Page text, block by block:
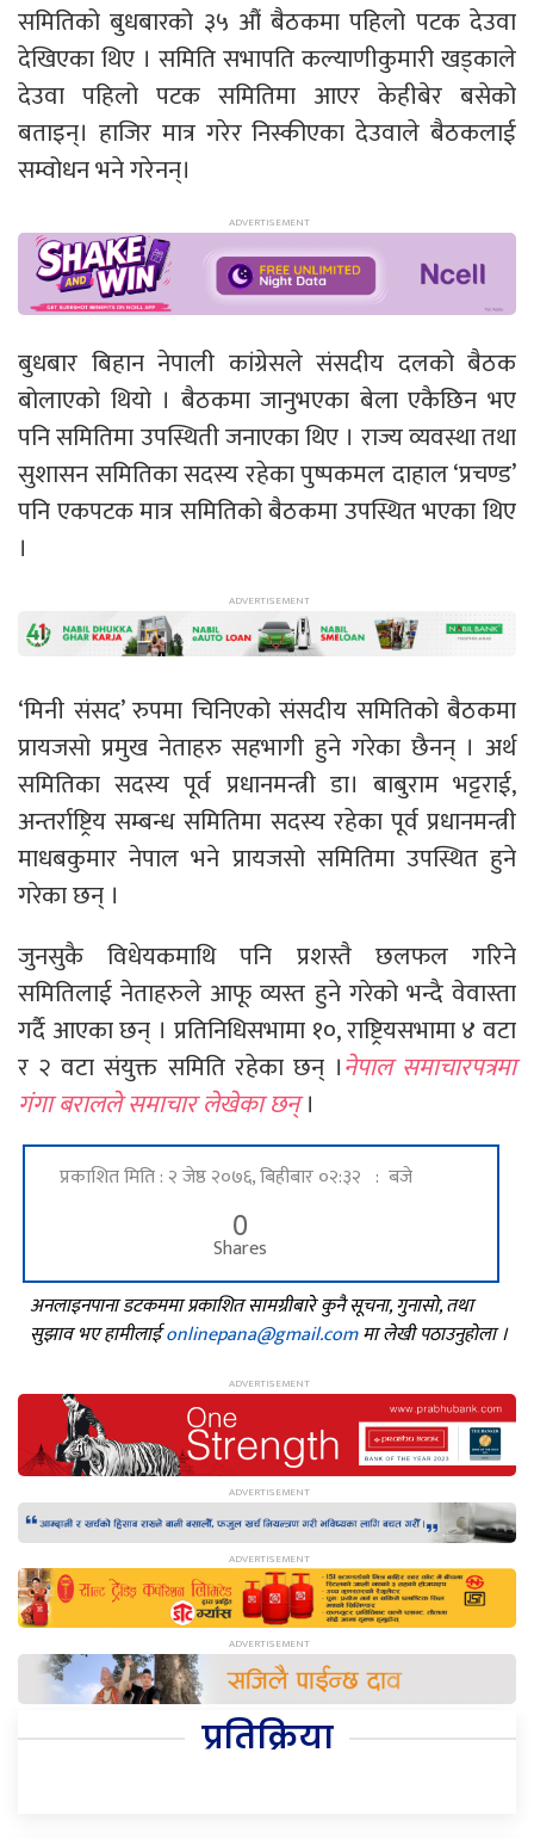
समितिको बुधबारको ३५ औं बैठकमा पहिलो पटक देउवा
देखिएका थिए । समिति सभापति कल्याणीकुमारी खड्काले
देउवा पहिलो पटक समितिमा आएर केहीबेर बसेको
बताइन्। हाजिर मात्र गरेर निस्कीएका देउवाले बैठकलाई
सम्वोधन भने गरेनन्।
बुधबार बिहान नेपाली कांग्रेसले संसदीय दलको बैठक
बोलाएको थियो । बैठकमा जानुभएका बेला एकैछिन भए
पनि समितिमा उपस्थिती जनाएका थिए । राज्य व्यवस्था तथा
सुशासन समितिका सदस्य रहेका पुष्पकमल दाहाल ‘प्रचण्ड’
पनि एकपटक मात्र समितिको बैठकमा उपस्थित भएका थिए
।
‘मिनी संसद’ रुपमा चिनिएको संसदीय समितिको बैठकमा
प्रायजसो प्रमुख नेताहरु सहभागी हुने गरेका छैनन् । अर्थ
समितिका सदस्य पूर्व प्रधानमन्त्री डा। बाबुराम भट्टराई,
अन्तर्राष्ट्रिय सम्बन्ध समितिमा सदस्य रहेका पूर्व प्रधानमन्त्री
माधबकुमार नेपाल भने प्रायजसो समितिमा उपस्थित हुने
गरेका छन् ।
जुनसुकै विधेयकमाथि पनि प्रशस्तै छलफल गरिने
समितिलाई नेताहरुले आफू व्यस्त हुने गरेको भन्दै वेवास्ता
गर्दै आएका छन् । प्रतिनिधिसभामा १०, राष्ट्रियसभामा ४ वटा
र २ वटा संयुक्त समिति रहेका छन् ।नेपाल समाचारपत्रमा
गंगा बरालले समाचार लेखेका छन्।
प्रकाशित मिति : २ जेष्ठ २०७६, बिहीबार ०२:३२ : बजे
0
Shares
अनलाइनपाना डटकममा प्रकाशित सामग्रीबारे कुनै सूचना, गुनासो, तथा
सुझाव भए हामीलाईonlinepana@gmail.comमा लेखी पठाउनुहोला ।
प्रतिक्रिया